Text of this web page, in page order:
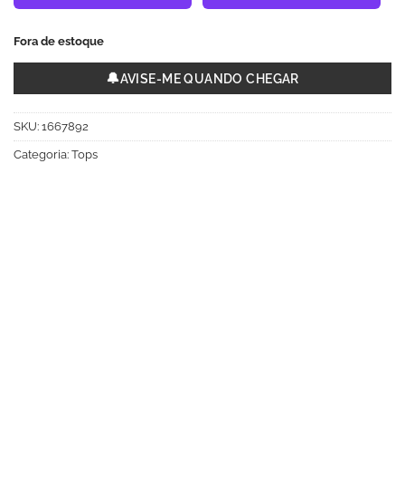
Fora de estoque
🔔AVISE-ME QUANDO CHEGAR
SKU: 1667892
Categoria: Tops